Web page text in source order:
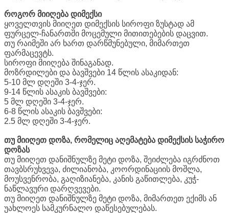
როგორ მიიღება დიმექსი
ყოველთვის მიიღეთ დიმექსის სიროფი ზუსტად ამ
ფურცელ-ჩანართში მოცემული მითითებების დაცვით.
თუ რაიმეში არ ხართ დარწმუნებული, მიმართეთ
ფარმაცევტს.
სიროფი მიიღება შინაგანად.
მოზრდილები და ბავშვები 14 წლის ასაკიდან:
5-10 მლ დღეში 3-4-ჯერ.
9-14 წლის ასაკის ბავშვები:
5 მლ დღეში 3-4-ჯერ.
6-8 წლის ასაკის ბავშვები:
2.5 მლ დღეში 3-4-ჯერ.
თუ მიიღეთ დოზა, რომელიც აღემატება დიმექსის საჭირო
დოზას
თუ მიიღეთ დანიშნულზე მეტი დოზა, შეიძლება იგრძნოთ
თავბსრუხვევა, ძილიანობა, კოორდინაციის მოშლა,
მოუსვენრობა, გაღიზიანება, კანის გაწითლება, კუჭ-
ნაწლავური დარღვევები.
თუ მიიღეთ დანიშნულზე მეტი დოზა, მიმართეთ ექიმს ან
უახლოეს სამკურნალო დაწესებულებას.